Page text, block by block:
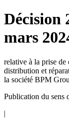
Décision
mars
relative à la prise
distribution et
la société BPM
Publication du sens
|